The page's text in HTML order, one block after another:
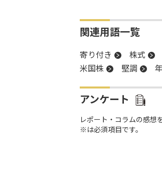
関連用語一覧
寄り付き 株式
米国株
堅調
アンケート
レポート・コラムの感想
※は必須項目です。